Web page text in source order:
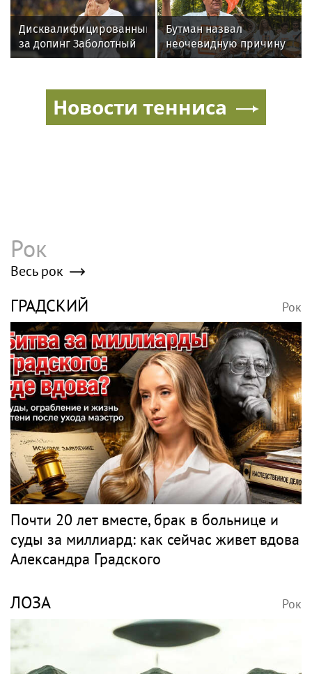
Дисквалифицированный
за допинг Заболотный
подписал контракт с
Бутман назвал
неочевидную причину
отказа иностранных
в РФ
Новости тенниса
Рок
Весь рок
ГРАДСКИЙ Рок
Почти 20 лет вместе, брак в больнице и
суды за миллиард: как сейчас живет вдова
Александра Градского
ЛОЗА Рок